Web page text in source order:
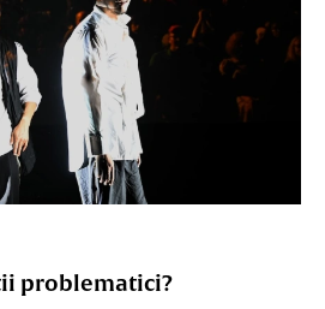
problematici?